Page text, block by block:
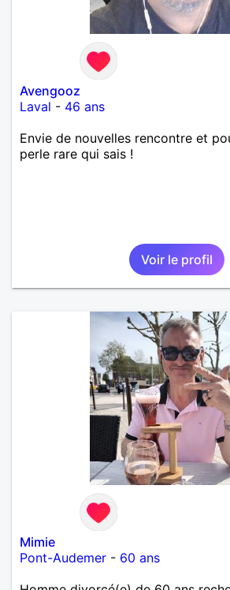
Avengooz
Laval - 46 ans
Envie de nouvelles rencontre et
perle rare qui sais !
Voir le profil
Mimie
Pont-Audemer - 60 ans